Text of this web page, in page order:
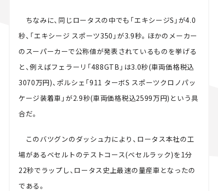
ちなみに、同じロータスの中でも「エキシージS」が4.0
秒、「エキシージ スポーツ350」が3.9秒。ほかのメーカー
のスーパーカーで公称値が発表されているものを挙げる
と、例えばフェラーリ「488GTB」は3.0秒(車両価格税込
3070万円)、ポルシェ「911 ターボS スポーツクロノパッ
ケージ装着車」が2.9秒(車両価格税込2599万円)という具
合だ。
このバツグンのダッシュ力により、ロータス本社の工
場があるベセルトのテストコース(ベセルラック)を1分
22秒でラップし、ロータス史上最速の量産車となったの
である。